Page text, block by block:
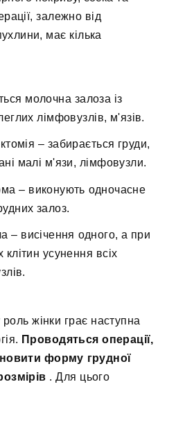
залежно від
має кілька
молочна залоза із
лімфовузлів, м'язів.
– забирається груди,
малі м'язи, лімфовузли.
– виконують одночасне
залоз.
– висічення одного, а при
усунення всіх
жінки грає наступна
Проводяться операції,
форму грудної
. Для цього